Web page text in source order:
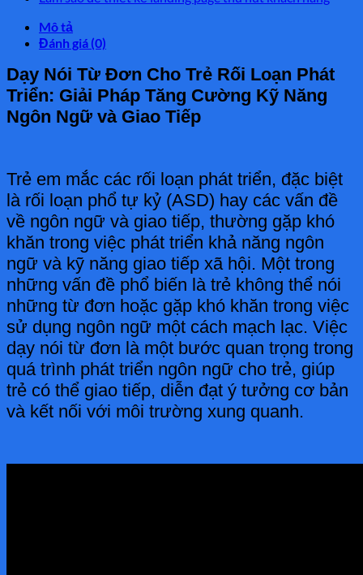
Mô tả
Đánh giá (0)
Dạy Nói Từ Đơn Cho Trẻ Rối Loạn Phát
Triển: Giải Pháp Tăng Cường Kỹ Năng
Ngôn Ngữ và Giao Tiếp
Trẻ em mắc các rối loạn phát triển, đặc biệt
là rối loạn phổ tự kỷ (ASD) hay các vấn đề
về ngôn ngữ và giao tiếp, thường gặp khó
khăn trong việc phát triển khả năng ngôn
ngữ và kỹ năng giao tiếp xã hội. Một trong
những vấn đề phổ biến là trẻ không thể nói
những từ đơn hoặc gặp khó khăn trong việc
sử dụng ngôn ngữ một cách mạch lạc. Việc
dạy nói từ đơn là một bước quan trọng trong
quá trình phát triển ngôn ngữ cho trẻ, giúp
trẻ có thể giao tiếp, diễn đạt ý tưởng cơ bản
và kết nối với môi trường xung quanh.